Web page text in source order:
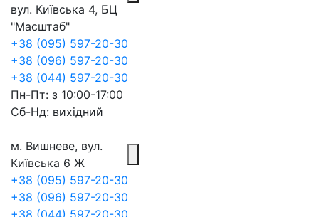
вул. Київська 4, БЦ
"Масштаб"
+38 (095) 597-20-30
+38 (096) 597-20-30
+38 (044) 597-20-30
Пн-Пт: з 10:00-17:00
Сб-Нд: вихідний
м. Вишневе, вул.
Київська 6 Ж
+38 (095) 597-20-30
+38 (096) 597-20-30
+38 (044) 597-20-30